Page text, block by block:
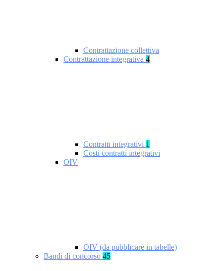
Contrattazione collettiva
Contrattazione integrativa 4
Contratti integrativi 1
Costi contratti integrativi
OIV
OIV (da pubblicare in tabelle)
Bandi di concorso 45